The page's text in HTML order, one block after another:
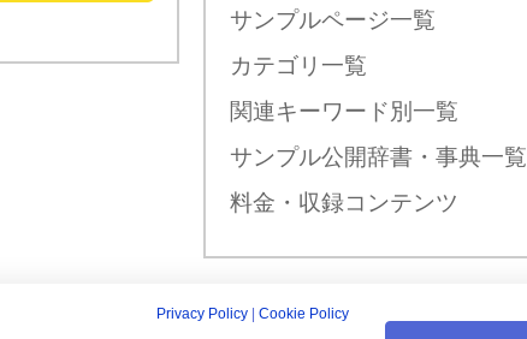
サンプルページ一覧
カテゴリ一覧
関連キーワード別一覧
サンプル公開辞書・事典一覧
料金・収録コンテンツ
新規入会はこちら
Privacy Policy Cookie Policy